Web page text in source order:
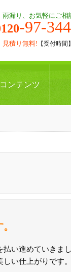
雨漏り、お気軽にご相
-97-
見積り無料! 【受付時間
ンテンツ
払い進めていきま
しい仕上がりです